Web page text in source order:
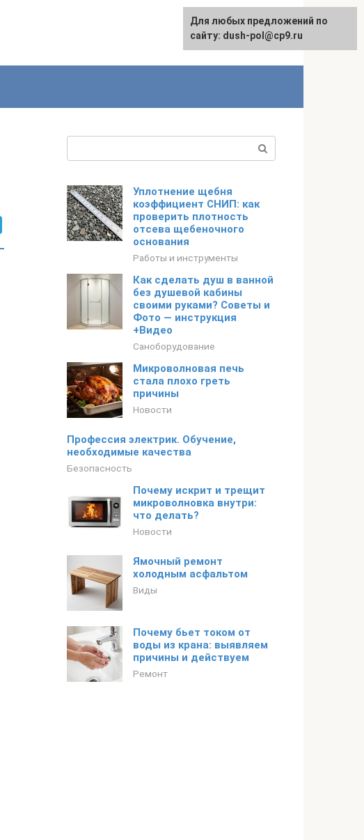
Уплотнение щебня
коэффициент СНИП: как
проверить плотность
отсева щебеночного
основания
Работы и инструменты
Как сделать душ в ванной
без душевой кабины
своими руками? Советы и
Фото — инструкция
+Видео
Саноборудование
Микроволновая печь
стала плохо греть
причины
Новости
Профессия электрик. Обучение,
необходимые качества
Безопасность
Почему искрит и трещит
микроволновка внутри:
что делать?
Новости
Ямочный ремонт
холодным асфальтом
Виды
Почему бьет током от
воды из крана: выявляем
причины и действуем
Ремонт
Для любых предложений по
сайту: dush-pol@cp9.ru